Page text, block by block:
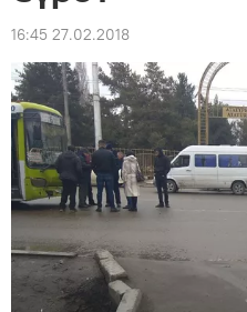
16:45 27.02.2018